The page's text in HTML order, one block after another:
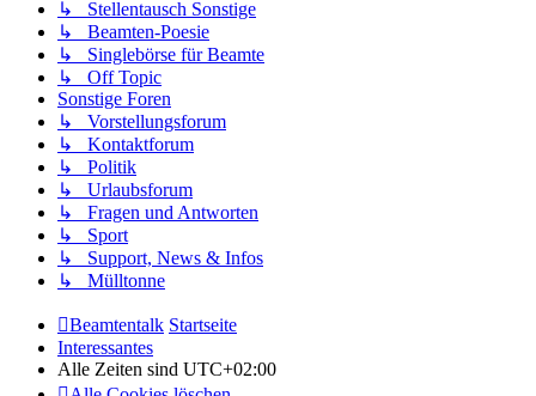
↳ Stellentausch Sonstige
↳ Beamten-Poesie
↳ Singlebörse für Beamte
↳ Off Topic
Sonstige Foren
↳ Vorstellungsforum
↳ Kontaktforum
↳ Politik
↳ Urlaubsforum
↳ Fragen und Antworten
↳ Sport
↳ Support, News & Infos
↳ Mülltonne
Beamtentalk Startseite
Interessantes
Alle Zeiten sind UTC+02:00